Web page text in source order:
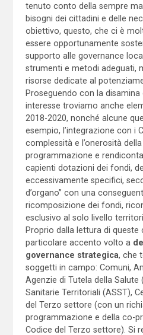
tenuto conto della sempre
bisogni dei cittadini e delle
obiettivo, questo, che ci è
essere opportunamente
supporto alle governance
strumenti e metodi adeguati,
risorse dedicate al
Proseguendo con la disamina
interesse troviamo anche
2018-2020, nonché alcune
esempio, l’integrazione con i
complessità e l’onerosità
programmazione e
capienti dotazioni dei fondi,
eccessivamente specifici,
d’organo” con una
ricomposizione dei fondi,
esclusivo al solo livello
Proprio dalla lettura di queste
particolare accento volto a
governance strategica, che
soggetti in campo: Comuni,
Agenzie di Tutela della Salute
Sanitarie Territoriali (ASST),
del Terzo settore (con un
programmazione e della co-
Codice del Terzo settore). Si